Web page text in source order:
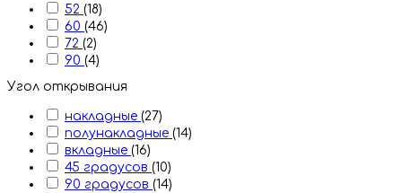
52 (18)
60 (46)
72 (2)
90 (4)
Угол открывания
накладные (27)
полунакладные (14)
вкладные (16)
45 градусов (10)
90 градусов (14)